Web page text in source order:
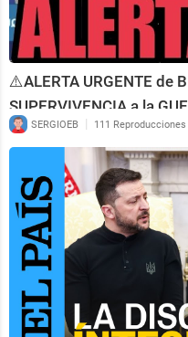
⚠️ALERTA URGENTE de
SUPERVIVENCIA a la
KIT en casa.
SERGIOEB | 111 Reproducciones